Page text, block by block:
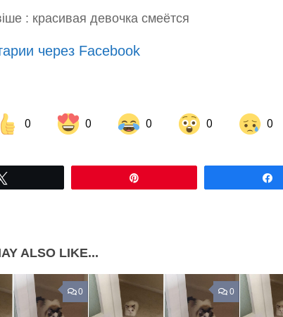
через Facebook
0 0 0 0 0
on Facebook Share on LinkedIn
ALSO LIKE...
0 0